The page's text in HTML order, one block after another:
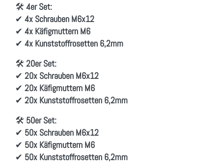
🛠 4er Set:
✔ 4x Schrauben M6x12
✔ 4x Käfigmuttern M6
✔ 4x Kunststoffrosetten 6,2mm
🛠 20er Set:
✔ 20x Schrauben M6x12
✔ 20x Käfigmuttern M6
✔ 20x Kunststoffrosetten 6,2mm
🛠 50er Set:
✔ 50x Schrauben M6x12
✔ 50x Käfigmuttern M6
✔ 50x Kunststoffrosetten 6,2mm